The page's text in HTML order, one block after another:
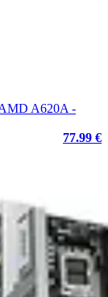
A620A -
77.99 €